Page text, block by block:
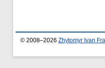
© 2008–2026 Zhytomyr Ivan